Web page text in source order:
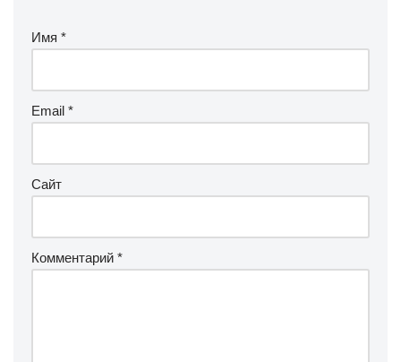
Имя *
Email *
Сайт
Комментарий *